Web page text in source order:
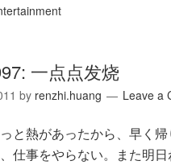
一点点发烧
by renzhi.huang Leave a
と熱があったから、早く
仕事をやらない。また明日